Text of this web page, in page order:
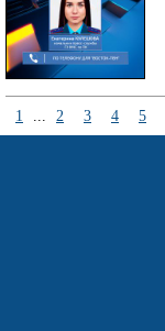
1 ... 2 3 4 5